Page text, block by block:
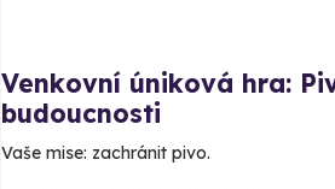
Venkovní úniková hra:
budoucnosti
Vaše mise: zachránit pivo.